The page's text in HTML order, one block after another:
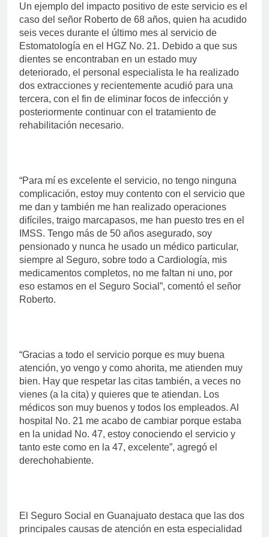
Un ejemplo del impacto positivo de este servicio es el
caso del señor Roberto de 68 años, quien ha acudido
seis veces durante el último mes al servicio de
Estomatología en el HGZ No. 21. Debido a que sus
dientes se encontraban en un estado muy
deteriorado, el personal especialista le ha realizado
dos extracciones y recientemente acudió para una
tercera, con el fin de eliminar focos de infección y
posteriormente continuar con el tratamiento de
rehabilitación necesario.
“Para mí es excelente el servicio, no tengo ninguna
complicación, estoy muy contento con el servicio que
me dan y también me han realizado operaciones
difíciles, traigo marcapasos, me han puesto tres en el
IMSS. Tengo más de 50 años asegurado, soy
pensionado y nunca he usado un médico particular,
siempre al Seguro, sobre todo a Cardiología, mis
medicamentos completos, no me faltan ni uno, por
eso estamos en el Seguro Social”, comentó el señor
Roberto.
“Gracias a todo el servicio porque es muy buena
atención, yo vengo y como ahorita, me atienden muy
bien. Hay que respetar las citas también, a veces no
vienes (a la cita) y quieres que te atiendan. Los
médicos son muy buenos y todos los empleados. Al
hospital No. 21 me acabo de cambiar porque estaba
en la unidad No. 47, estoy conociendo el servicio y
tanto este como en la 47, excelente”, agregó el
derechohabiente.
El Seguro Social en Guanajuato destaca que las dos
principales causas de atención en esta especialidad